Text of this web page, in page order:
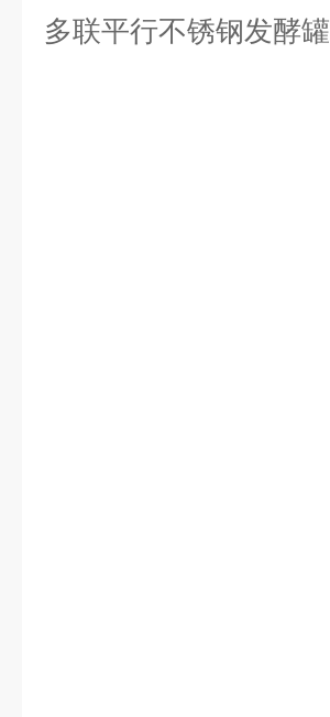
多联平行不锈钢发酵罐